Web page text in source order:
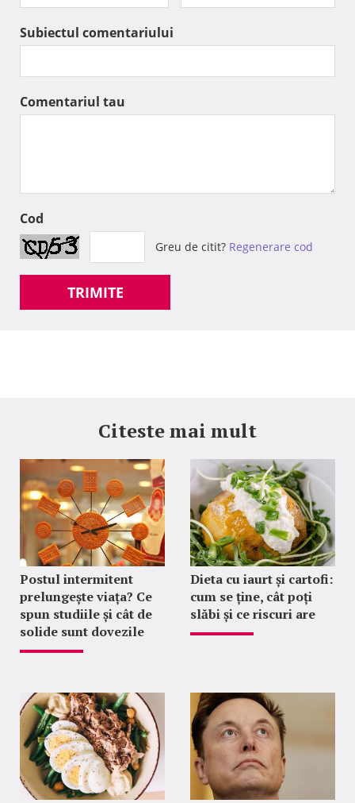
Subiectul comentariului
Comentariul tau
Cod
Greu de citit? Regenerare cod
TRIMITE
Citeste mai mult
Postul intermitent
prelungește viața? Ce
spun studiile și cât de
solide sunt dovezile
Dieta cu iaurt și cartofi:
cum se ține, cât poți
slăbi și ce riscuri are